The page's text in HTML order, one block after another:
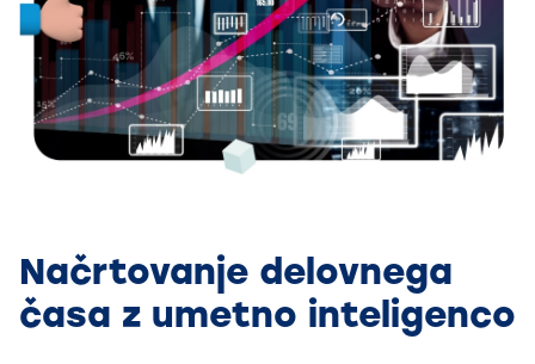
Načrtovanje delovnega
časa z umetno inteligenco